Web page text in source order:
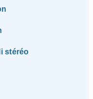
stéréo